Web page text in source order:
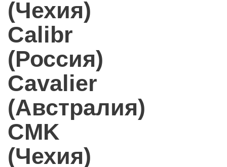
(Чехия)
Calibr
(Россия)
Cavalier
(Австралия)
CMK
(Чехия)